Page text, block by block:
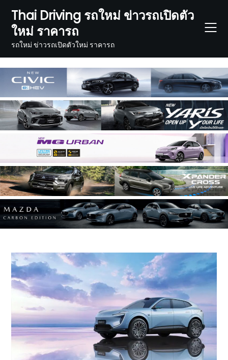
content
Thai Driving รถใหม่ ข่าวรถเปิดตัว
ใหม่ ราคารถ
รถใหม่ ข่าวรถเปิดตัวใหม่ ราคารถ